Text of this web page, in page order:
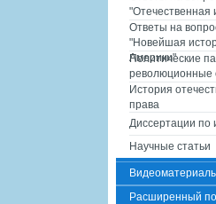
"Отечественная
Ответы на
"Новейшая
Америки"
Политические
революционные
История
права
Диссертации по
Научные статьи
Расширенный